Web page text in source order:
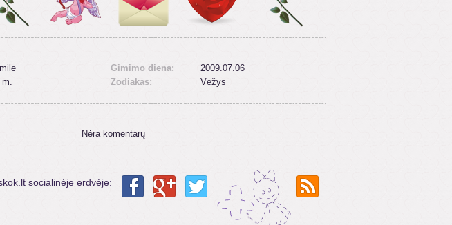
m.
Gimimo diena:
2009.07.06
Zodiakas:
Vėžys
Nėra komentarų
socialinėje erdvėje: